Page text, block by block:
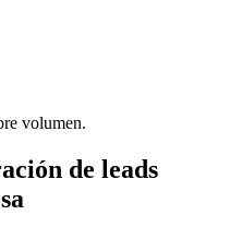
volumen.
de leads